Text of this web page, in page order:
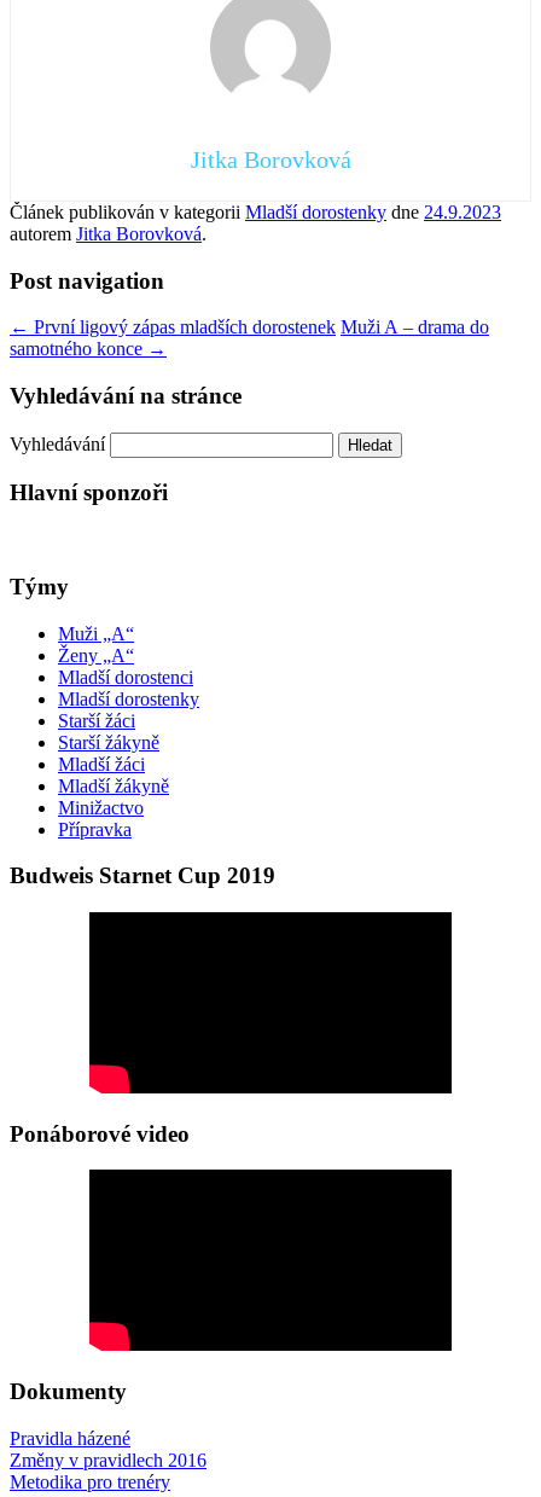
Jitka Borovková
Článek publikován v kategorii Mladší dorostenky dne 24.9.2023
autorem Jitka Borovková.
Post navigation
← První ligový zápas mladších dorostenek Muži A – drama do
samotného konce →
Vyhledávání na stránce
Vyhledávání
Hlavní sponzoři
Týmy
Muži „A“
Ženy „A“
Mladší dorostenci
Mladší dorostenky
Starší žáci
Starší žákyně
Mladší žáci
Mladší žákyně
Minižactvo
Přípravka
Budweis Starnet Cup 2019
Ponáborové video
Dokumenty
Pravidla házené
Změny v pravidlech 2016
Metodika pro trenéry